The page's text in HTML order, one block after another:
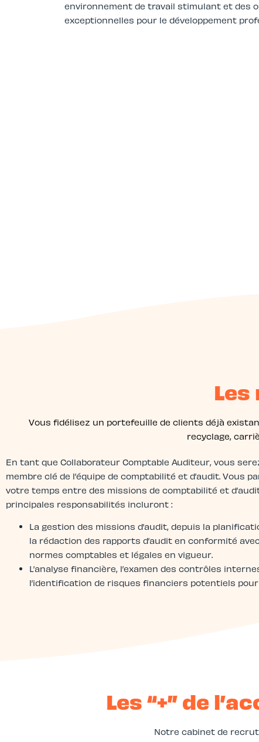
environnement de travail stimulant et des
exceptionnelles pour le développement
Vous fidélisez un portefeuille de clients déjà
recyclage,
En tant que Collaborateur Comptable Auditeur, vous
membre clé de l’équipe de comptabilité et d’audit. Vous
votre temps entre des missions de comptabilité et
principales responsabilités incluront :
La gestion des missions d’audit, depuis la
la rédaction des rapports d’audit en conformité
normes comptables et légales en vigueur.
L’analyse financière, l’examen des contrôles
l’identification de risques financiers potentiels
Les “+” de
Notre cabinet de